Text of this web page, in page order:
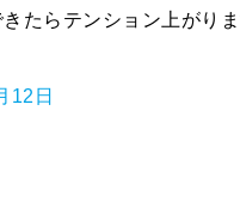
たらテンション上がりま
12日